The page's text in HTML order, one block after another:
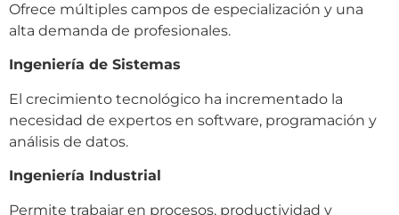
Ofrece múltiples campos de especialización y una
alta demanda de profesionales.
Ingeniería de Sistemas
El crecimiento tecnológico ha incrementado la
necesidad de expertos en software, programación y
análisis de datos.
Ingeniería Industrial
Permite trabajar en procesos, productividad y